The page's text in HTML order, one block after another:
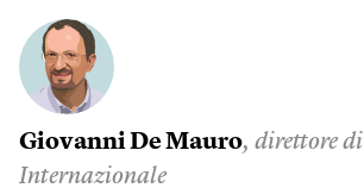
Giovanni De Mauro, direttore di
Internazionale